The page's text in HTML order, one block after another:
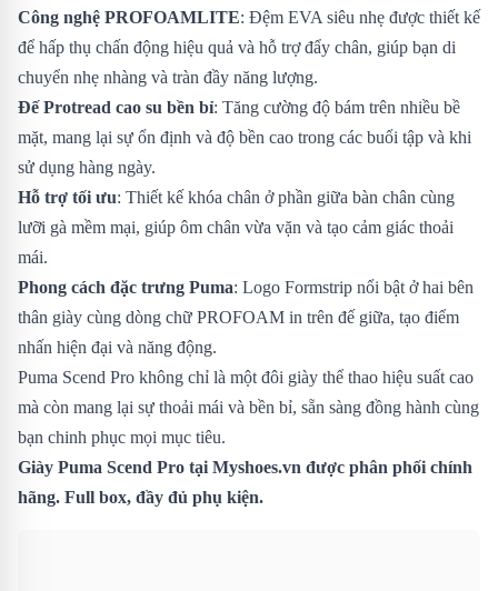
Công nghệ PROFOAMLITE: Đệm EVA siêu nhẹ được thiết kế
để hấp thụ chấn động hiệu quả và hỗ trợ đẩy chân, giúp bạn di
chuyển nhẹ nhàng và tràn đầy năng lượng.
Đế Protread cao su bền bỉ: Tăng cường độ bám trên nhiều bề
mặt, mang lại sự ổn định và độ bền cao trong các buổi tập và khi
sử dụng hàng ngày.
Hỗ trợ tối ưu: Thiết kế khóa chân ở phần giữa bàn chân cùng
lưỡi gà mềm mại, giúp ôm chân vừa vặn và tạo cảm giác thoải
mái.
Phong cách đặc trưng Puma: Logo Formstrip nổi bật ở hai bên
thân giày cùng dòng chữ PROFOAM in trên đế giữa, tạo điểm
nhấn hiện đại và năng động.
Puma Scend Pro không chỉ là một đôi giày thể thao hiệu suất cao
mà còn mang lại sự thoải mái và bền bỉ, sẵn sàng đồng hành cùng
bạn chinh phục mọi mục tiêu.
Giày Puma Scend Pro tại Myshoes.vn được phân phối chính
hãng. Full box, đầy đủ phụ kiện.